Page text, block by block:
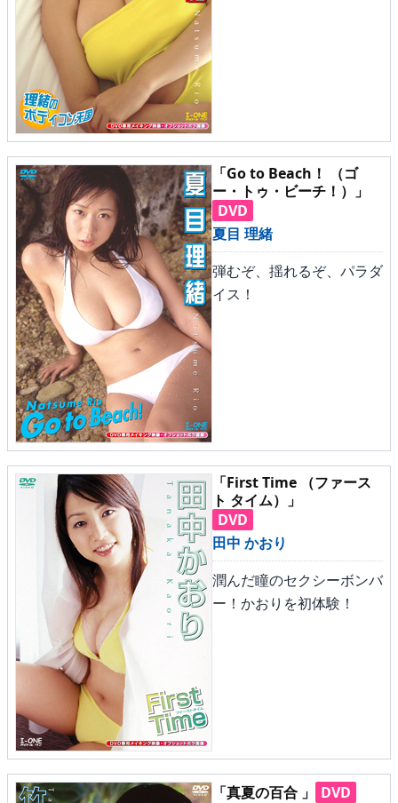
「Go to Beach！ （ゴ
ー・トゥ・ビーチ！）」
DVD
夏目 理緒
弾むぞ、揺れるぞ、パラダ
イス！
「First Time （ファース
ト タイム）」
DVD
田中 かおり
潤んだ瞳のセクシーボンバ
ー！かおりを初体験！
「真夏の百合 」
DVD